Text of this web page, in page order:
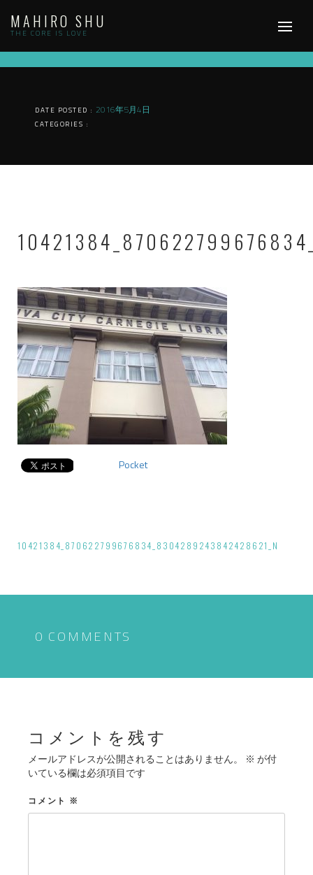
content
MAHIRO SHU
THE CORE IS LOVE
DATE POSTED : 2016年5月4日
CATEGORIES :
Pocket
投
ナ
シ
10421384_870622799676834_8304289243842428621_N
0 COMMENTS
コメントを残す
メールアドレスが公開されることはありません。 ※ が付
いている欄は必須項目です
コメント ※